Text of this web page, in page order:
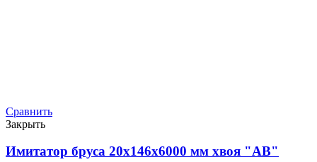
Сравнить
Закрыть
Имитатор бруса 20х146х6000 мм хвоя "АВ"